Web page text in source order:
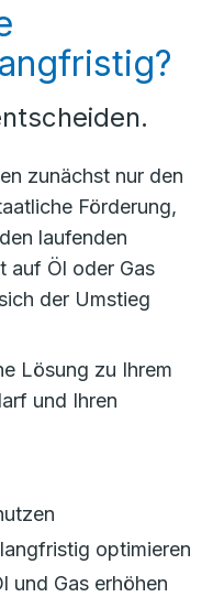
zunächst nur den
Förderung,
laufenden
auf Öl oder Gas
der Umstieg
Lösung zu Ihrem
und Ihren
optimieren
und Gas erhöhen